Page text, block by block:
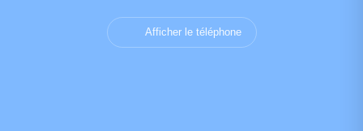
Afficher le téléphone